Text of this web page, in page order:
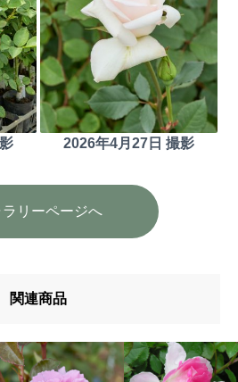
2026年4月27日 撮影
ラリーページへ
関連商品